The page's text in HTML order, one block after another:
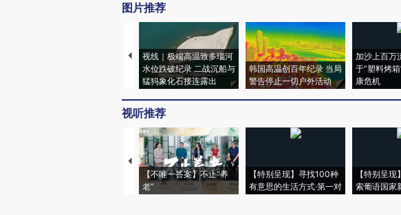
图片推荐
视线｜极端高温致多瑙河
水位跌破纪录 二战沉船与
猛犸象化石接连露出
韩国高温创百年纪录 当局
警告停止一切户外活动
加沙上百万
于“塑料烤
康危机
视听推荐
【不唯一答案】不止“养
老”
【特别呈现】寻找100种
有意思的生活方式·第一对
【特别呈
索葡语国家